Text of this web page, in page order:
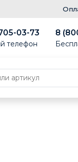
03-73
телефон
8